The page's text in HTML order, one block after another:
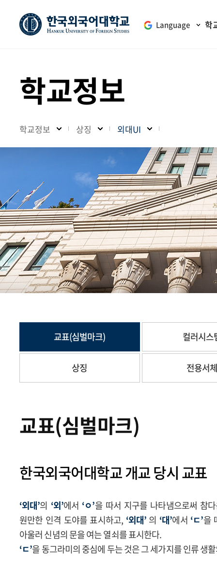
Language 학
학교정보
학교정보 상징 외대UI
교표(심벌마크) 컬러시스
상징 전용서
교표(심벌마크)
한국외국어대학교 개교 당시 교표
‘외대’의 ‘외’에서 ‘ㅇ’을 따서 지구를 나타냄으로써 참
원만한 인격 도야를 표시하고, ‘외대’의 ‘대’에서 ‘ㄷ’을
아울러 신념의 문을 여는 열쇠를 표시한다.
‘ㄷ’을 동그라미의 중심에 두는 것은 그 세가지를 인류 생